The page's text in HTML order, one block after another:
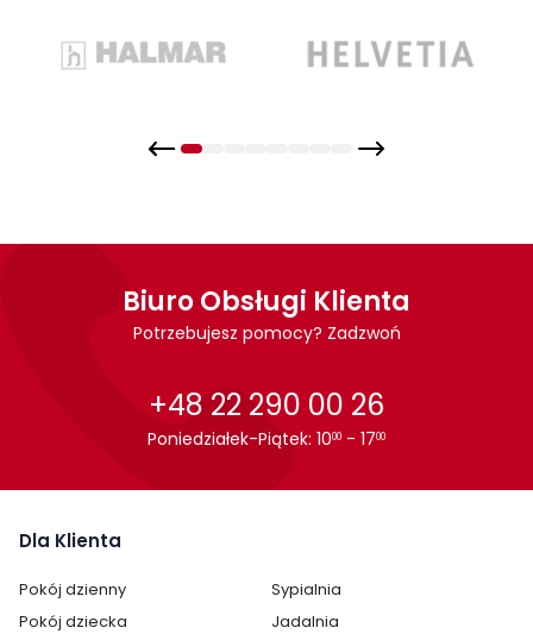
jednym
Biuro Obsługi Klienta
Potrzebujesz pomocy? Zadzwoń
+48 22 290 00 26
Poniedziałek-Piątek: 1000 - 1700
Dla Klienta
Pokój dzienny
Sypialnia
Pokój dziecka
Jadalnia